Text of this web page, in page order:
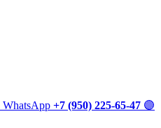
WhatsApp +7 (950) 225-65-47 🟣